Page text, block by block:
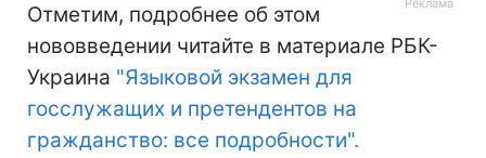
Отметим, подробнее об этом
нововведении читайте в материале РБК-
Украина "Языковой экзамен для
госслужащих и претендентов на
гражданство: все подробности".